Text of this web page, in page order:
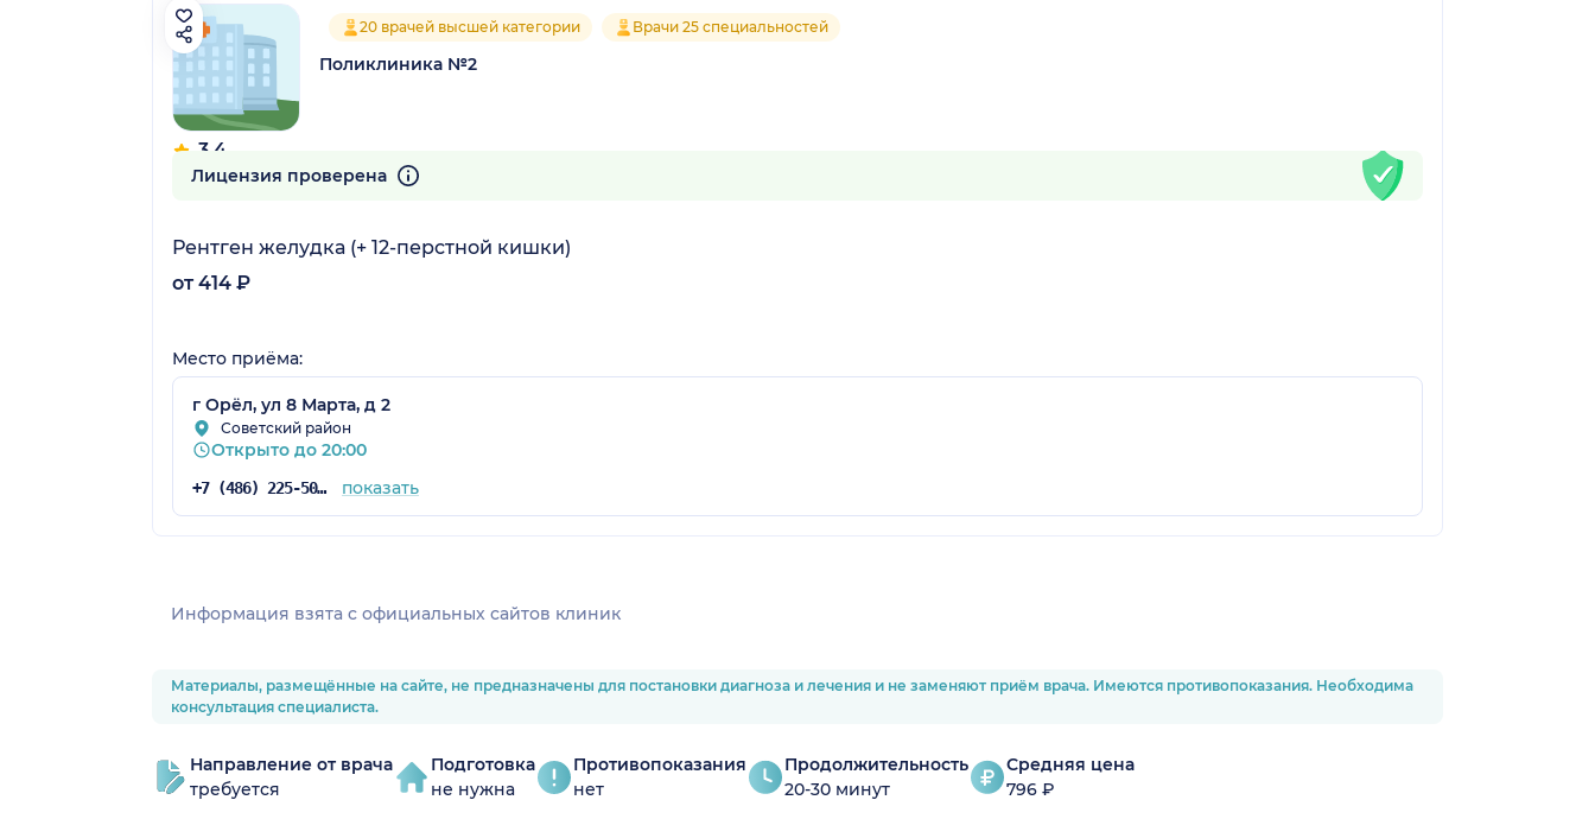
3.4
49 отзывов
20 врачей высшей категории Врачи 25 специальностей
Поликлиника №2
Лицензия проверена
Рентген желудка (+ 12-перстной кишки)
от 414 ₽
Место приёма:
г Орёл, ул 8 Марта, д 2
Советский район
Открыто до 20:00
+7 (486) 225-50-86 показать
Информация взята c официальных сайтов клиник
Материалы, размещённые на сайте, не предназначены для постановки диагноза и лечения и не заменяют приём врача. Имеются противопоказания. Необходима
консультация специалиста.
Направление от врача
требуется
Подготовка
не нужна
Противопоказания
нет
Продолжительность
20-30 минут
Средняя цена
796 ₽